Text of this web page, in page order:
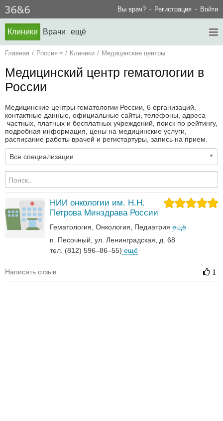
Вы врач? Регистрация Войти
Клиники Врачи ещё
Главная / Россия / Клиники / Медицинские центры
Медицинский центр гематологии в
России
Медицинские центры гематологии России, 6 организаций,
контактные данные, официальные сайты, телефоны, адреса
частных, платных и бесплатных учреждений, поиск по рейтингу,
подробная информация, цены на медицинские услуги,
расписание работы врачей и регистартуры, запись на прием.
Все специализации
НИИ онкологии им. Н.Н.
Петрова Минздрава России
Гематология‎ Онкология‎ Педиатрия ещё
п. Песочный, ул. Ленинградская, д. 68
тел. (812) 596–86–55) ещё
Написать отзыв 1